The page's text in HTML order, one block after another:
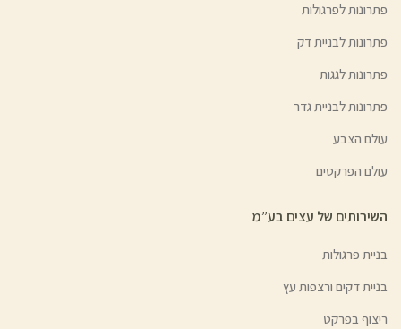
פתרונות לפרגולות
פתרונות לבניית דק
פתרונות לגגות
פתרונות לבניית גדר
עולם הצבע
עולם הפרקטים
השירותים של עצים בע”מ
בניית פרגולות
בניית דקים ורצפות עץ
ריצוף בפרקט